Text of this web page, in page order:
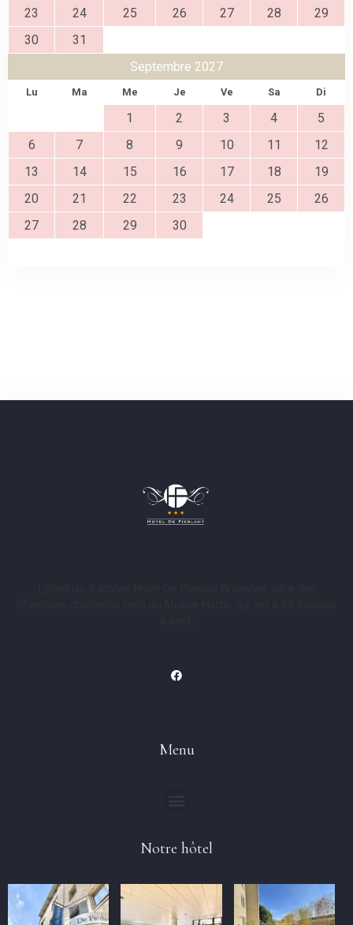
23
24 25 26 27 28
29
30
31
Septembre 2027
Lu Ma Me Je Ve Sa Di
1 2 3 4
5
6
7 8 9 10 11
12
13
14 15 16 17 18
19
20
21 22 23 24 25
26
27
28 29 30
Menu
Notre hôtel